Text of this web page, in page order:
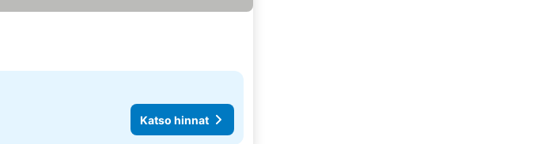
Katso hinnat